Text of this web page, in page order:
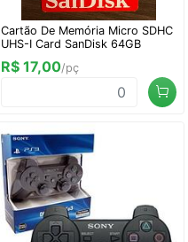
Cartão De Memória Micro SDHC
UHS-I Card SanDisk 64GB
R$ 17,00/pç